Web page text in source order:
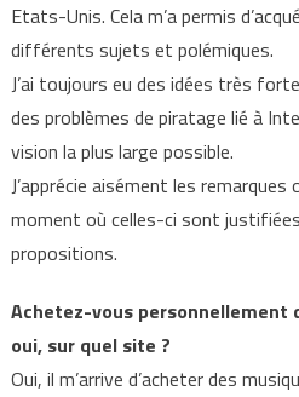
Etats-Unis. Cela m’a permis
différents sujets et polémiques.
J’ai toujours eu des idées très
des problèmes de piratage lié à
vision la plus large possible.
J’apprécie aisément les
moment où celles-ci sont
propositions.
Achetez-vous personnellement
oui, sur quel site ?
Oui, il m’arrive d’acheter des